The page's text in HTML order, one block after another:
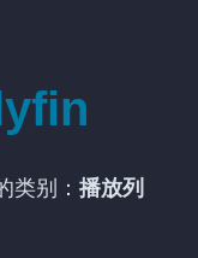
类别： 播放列